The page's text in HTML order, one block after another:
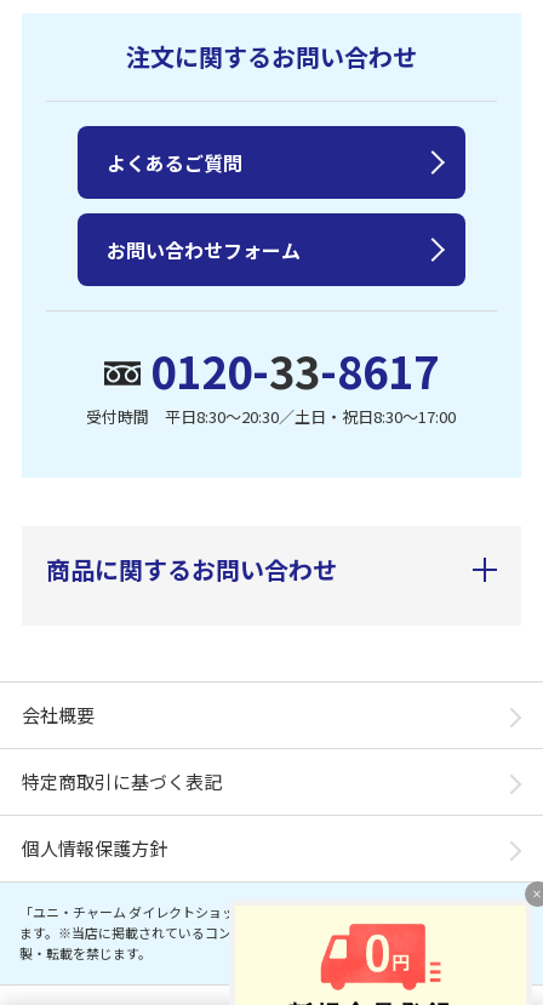
注文に関するお問い合わせ
0120-33-8617
受付時間 平日8:30〜20:30／土日・祝日8:30〜17:00
よくあるご質問
お問い合わせフォーム
商品に関するお問い合わせ
会社概要
特定商取引に基づく表記
個人情報保護方針
「ユニ・チャーム ダイレクトショップ」は、ユニ・チャーム株式会社が運営してい
ます。※当店に掲載されているコンテンツは、事前の許可が無い限り無断使用・複
製・転載を禁じます。